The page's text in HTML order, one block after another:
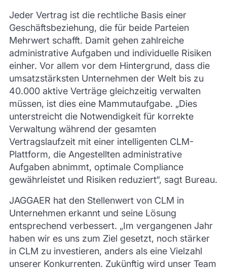
Jeder Vertrag ist die rechtliche Basis einer
Geschäftsbeziehung, die für beide Parteien
Mehrwert schafft. Damit gehen zahlreiche
administrative Aufgaben und individuelle Risiken
einher. Vor allem vor dem Hintergrund, dass die
umsatzstärksten Unternehmen der Welt bis zu
40.000 aktive Verträge gleichzeitig verwalten
müssen, ist dies eine Mammutaufgabe. „Dies
unterstreicht die Notwendigkeit für korrekte
Verwaltung während der gesamten
Vertragslaufzeit mit einer intelligenten CLM-
Plattform, die Angestellten administrative
Aufgaben abnimmt, optimale Compliance
gewährleistet und Risiken reduziert“, sagt Bureau.
JAGGAER hat den Stellenwert von CLM in
Unternehmen erkannt und seine Lösung
entsprechend verbessert. „Im vergangenen Jahr
haben wir es uns zum Ziel gesetzt, noch stärker
in CLM zu investieren, anders als eine Vielzahl
unserer Konkurrenten. Zukünftig wird unser Team